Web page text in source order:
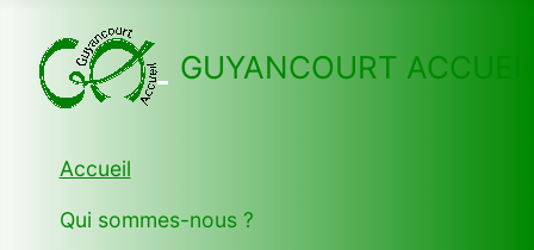
GUYANCOURT
Accueil
Qui sommes-nous ?